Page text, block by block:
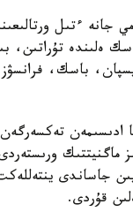
جانە ءتىل
باسك، فرانسۋز
ادىسىمەن
ماگنيتتىك
جاساندى
قۇردى.